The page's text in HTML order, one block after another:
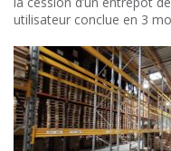
utilisateur conclue en 3